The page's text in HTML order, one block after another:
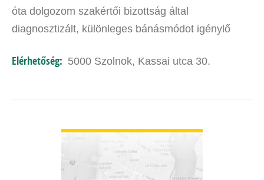
óta dolgozom szakértői bizottság által
diagnosztizált, különleges bánásmódot igénylő
Sokféle kiváló kognitív fejlesztő…
Elérhetőség: 5000 Szolnok, Kassai utca 30.